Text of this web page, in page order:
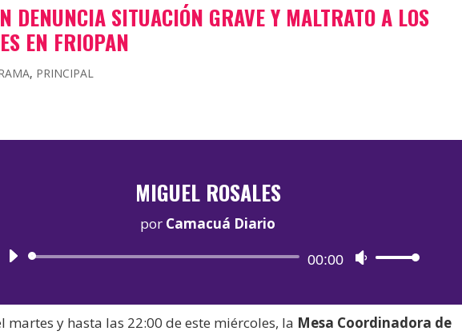
DENUNCIA SITUACIÓN GRAVE Y MALTRATO A LOS
EN FRIOPAN
, PRINCIPAL
MIGUEL ROSALES
por Camacuá Diario
Reproductor
audio
00:00
Utiliza
teclas
de
martes y hasta las 22:00 de este miércoles, la Mesa Coordinadora de